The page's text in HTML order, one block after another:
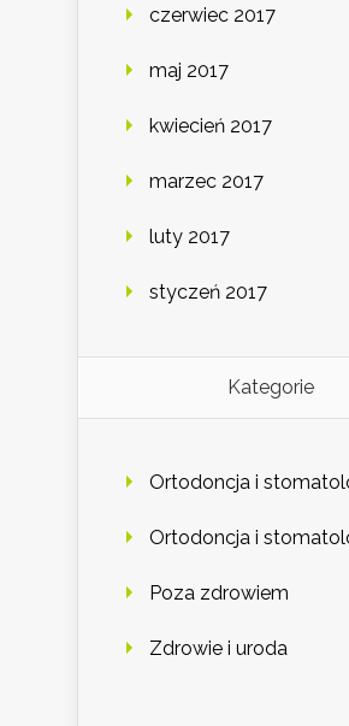
czerwiec 2017
maj 2017
kwiecień 2017
marzec 2017
luty 2017
styczeń 2017
Kategorie
Ortodoncja i
Ortodoncja i
Poza zdrowiem
Zdrowie i uroda